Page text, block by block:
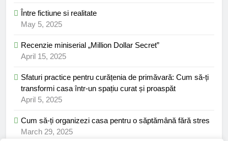
Între fictiune si realitate
May 5, 2025
Recenzie miniserial „Million Dollar Secret”
April 15, 2025
Sfaturi practice pentru curățenia de primăvară: Cum să-ți
transformi casa într-un spațiu curat și proaspăt
April 5, 2025
Cum să-ți organizezi casa pentru o săptămână fără stres
March 29, 2025